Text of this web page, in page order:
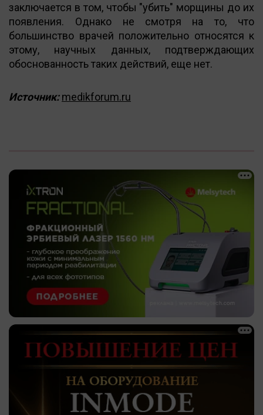
заключается в том, чтобы "убить" морщины до их
появления. Однако не смотря на то, что
большинство врачей положительно относятся к
этому, научных данных, подтверждающих
обоснованность таких действий, еще нет.
Источник: medikforum.ru